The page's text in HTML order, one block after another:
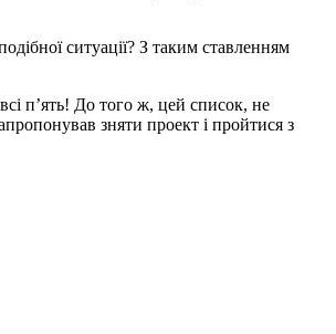
ситуації? З таким ставленням
п’ять! До того ж, цей список, не
зняти проект і пройтися з